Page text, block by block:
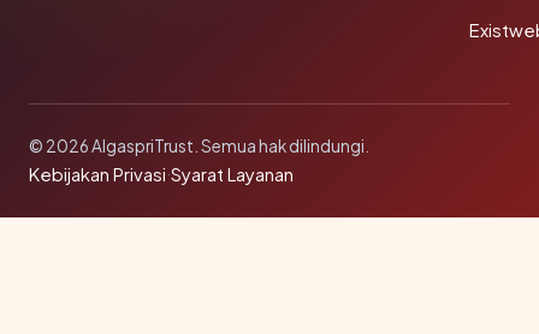
© 2026 AlgaspriTrust. Semua hak dilindungi.
Kebijakan Privasi·Syarat Layanan